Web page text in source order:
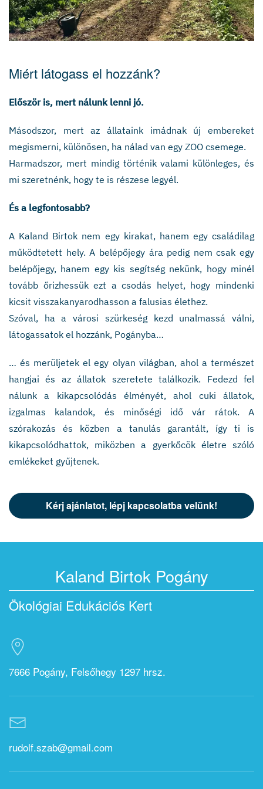
Miért látogass el hozzánk?
Először is, mert nálunk lenni jó.
Másodszor, mert az állataink imádnak új embereket
megismerni, különösen, ha nálad van egy ZOO csemege.
Harmadszor, mert mindig történik valami különleges, és
mi szeretnénk, hogy te is részese legyél.
És a legfontosabb?
A Kaland Birtok nem egy kirakat, hanem egy családilag
működtetett hely. A belépőjegy ára pedig nem csak egy
belépőjegy, hanem egy kis segítség nekünk, hogy minél
tovább őrizhessük ezt a csodás helyet, hogy mindenki
kicsit visszakanyarodhasson a falusias élethez.
Szóval, ha a városi szürkeség kezd unalmassá válni,
látogassatok el hozzánk, Pogányba…
… és merüljetek el egy olyan világban, ahol a természet
hangjai és az állatok szeretete találkozik. Fedezd fel
nálunk a kikapcsolódás élményét, ahol cuki állatok,
izgalmas kalandok, és minőségi idő vár rátok. A
szórakozás és közben a tanulás garantált, így ti is
kikapcsolódhattok, miközben a gyerkőcök életre szóló
emlékeket gyűjtenek.
Kérj ajánlatot, lépj kapcsolatba velünk!
Kaland Birtok Pogány
Ökológiai Edukációs Kert
7666 Pogány, Felsőhegy 1297 hrsz.
rudolf.szab@gmail.com